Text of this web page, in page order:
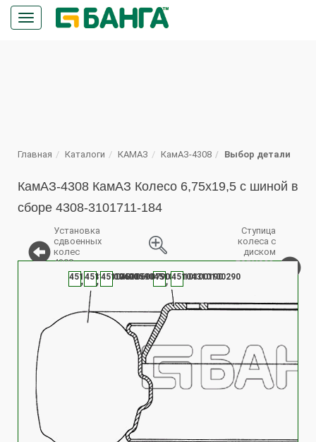
Кнопка
меню
Главная Каталоги КАМАЗ КамАЗ-4308 Выбор детали
КамАЗ-4308 КамАЗ Колесо 6,75x19,5 с шиной в
сборе 4308-3101711-184
Установка
сдвоенных
колес
4308-
3101703
%
Ступица
колеса с
диском
тормоза,
подшипником
3103009
45104310100190
45104310100290
45104310600490
45104310600590
45104310600790